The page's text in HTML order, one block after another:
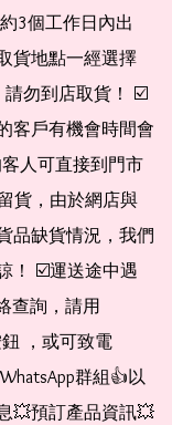
3個工作日內出
貨地點一經選擇
請勿到店取貨！ ☑️
客戶有機會時間會
人可直接到門市
貨，由於網店與
品缺貨情況，我們
！ ☑️運送途中遇
查詢，請用
，或可致電
群組👍以
💥預訂產品資訊💥